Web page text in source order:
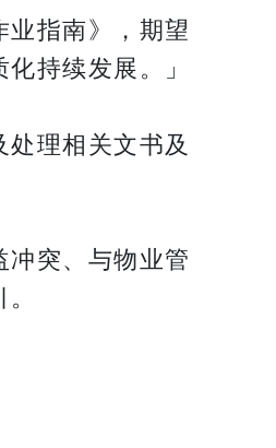
指南》，期望
持续发展。」
处理相关文书及
冲突、与物业管